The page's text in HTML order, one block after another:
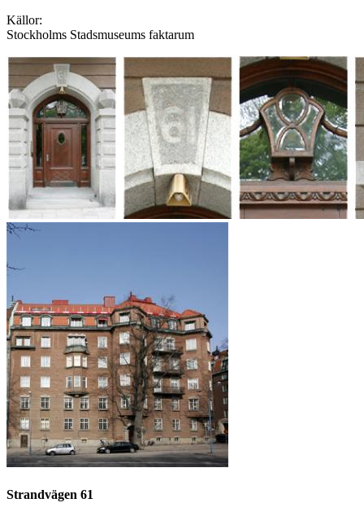
Källor:
Stockholms Stadsmuseums faktarum
Strandvägen 61